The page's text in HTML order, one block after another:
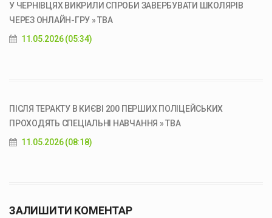
У ЧЕРНІВЦЯХ ВИКРИЛИ СПРОБИ ЗАВЕРБУВАТИ ШКОЛЯРІВ
ЧЕРЕЗ ОНЛАЙН-ГРУ » ТВА
11.05.2026 (05:34)
ПІСЛЯ ТЕРАКТУ В КИЄВІ 200 ПЕРШИХ ПОЛІЦЕЙСЬКИХ
ПРОХОДЯТЬ СПЕЦІАЛЬНІ НАВЧАННЯ » ТВА
11.05.2026 (08:18)
ЗАЛИШИТИ КОМЕНТАР